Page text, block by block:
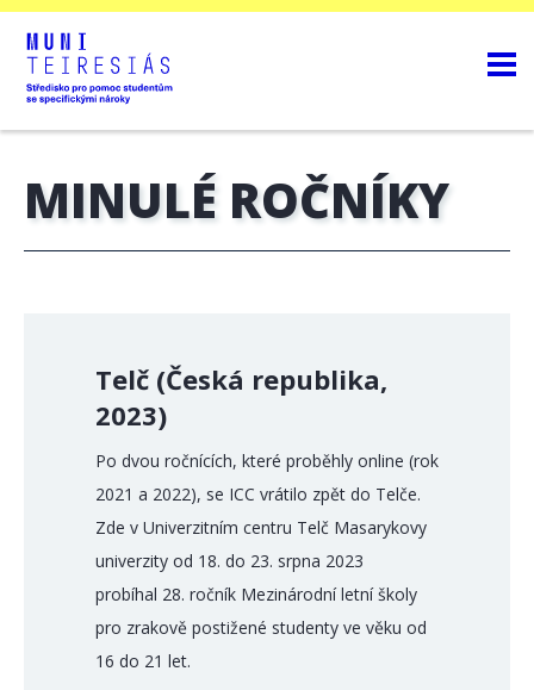
MINULÉ ROČNÍKY
Telč (Česká republika,
2023)
Po dvou ročnících, které proběhly online (rok
2021 a 2022), se ICC vrátilo zpět do Telče.
Zde v Univerzitním centru Telč Masarykovy
univerzity od 18. do 23. srpna 2023
probíhal 28. ročník Mezinárodní letní školy
pro zrakově postižené studenty ve věku od
16 do 21 let.